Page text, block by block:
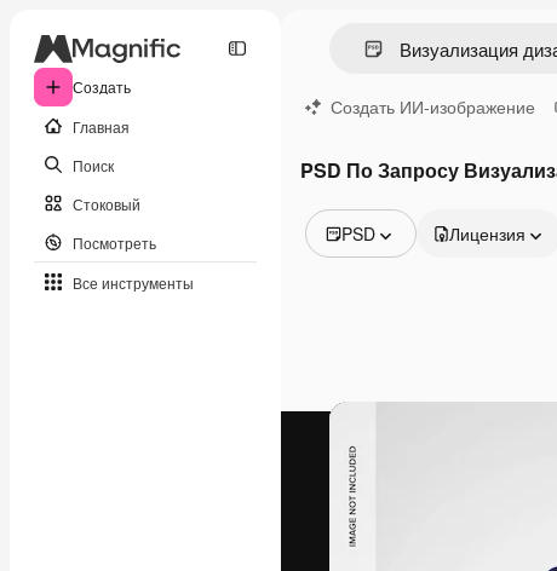
Создать
Главная
Поиск
Стоковый
Посмотреть
Все инструменты
Создать ИИ-изображение
PSD По Запросу
PSD
Видео
Моушн-дизайн
Видеошаблоны
Иконки
3D-модели
Шрифты
Лицензия
Креативная